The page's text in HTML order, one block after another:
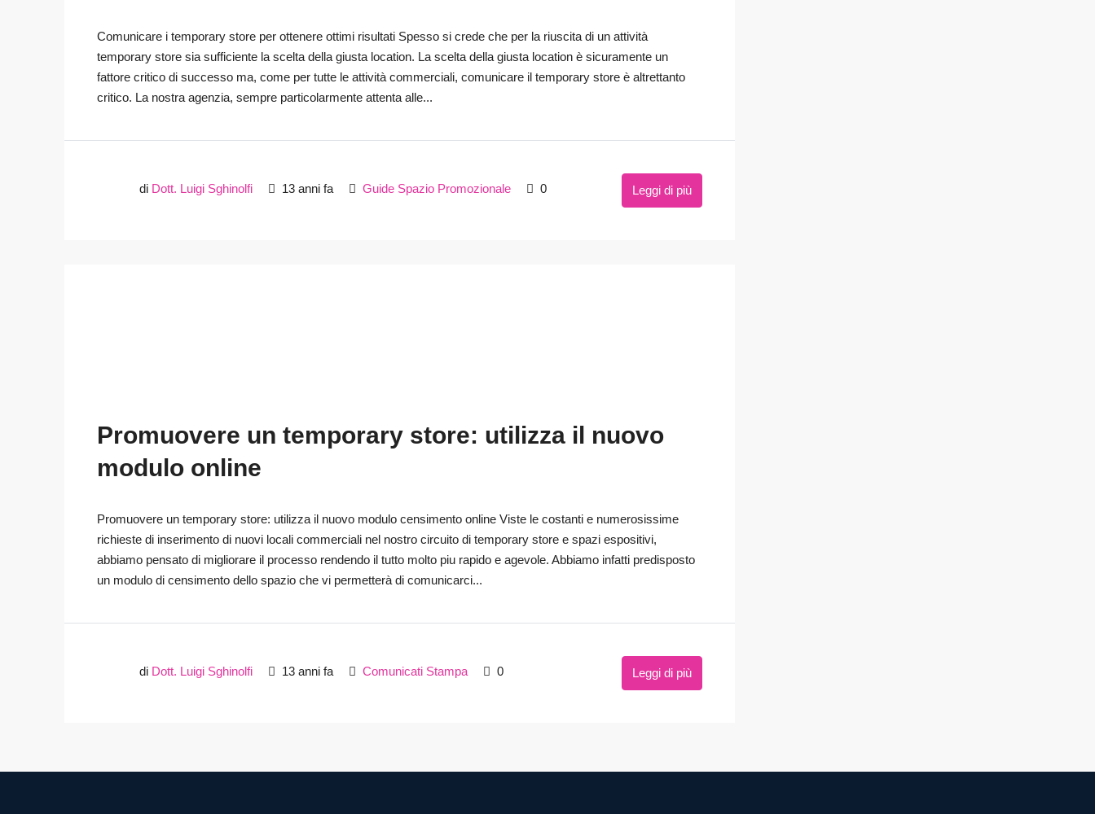
Comunicare i temporary store per ottenere ottimi risultati Spesso si crede che per la riuscita di un attività
temporary store sia sufficiente la scelta della giusta location. La scelta della giusta location è sicuramente un
fattore critico di successo ma, come per tutte le attività commerciali, comunicare il temporary store è altrettanto
critico. La nostra agenzia, sempre particolarmente attenta alle...
di Dott. Luigi Sghinolfi 13 anni fa Guide Spazio Promozionale 0 Leggi di più
Promuovere un temporary store: utilizza il nuovo
modulo online
Promuovere un temporary store: utilizza il nuovo modulo censimento online Viste le costanti e numerosissime
richieste di inserimento di nuovi locali commerciali nel nostro circuito di temporary store e spazi espositivi,
abbiamo pensato di migliorare il processo rendendo il tutto molto piu rapido e agevole. Abbiamo infatti predisposto
un modulo di censimento dello spazio che vi permetterà di comunicarci...
di Dott. Luigi Sghinolfi 13 anni fa Comunicati Stampa 0 Leggi di più